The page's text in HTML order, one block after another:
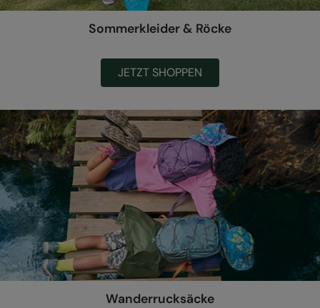
Sommerkleider & Röcke
JETZT SHOPPEN
Wanderrucksäcke